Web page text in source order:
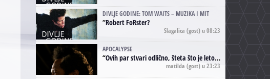
DIVLJE GODINE: TOM WAITS – MUZIKA I MIT
“Robert FoRster?
Slagalica (gost) u 08:23
APOCALYPSE
“Ovih par stvari odlično, šteta što je leto pri kraju, a kaput koji te vervoatno podseća na pirotski ćilim je iz tradicije Navaho indijanaca ;)
matilda (gost) u 23:23